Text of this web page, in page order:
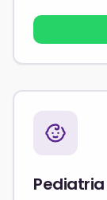
Pediatria